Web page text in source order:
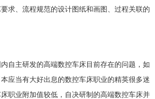
求、流程规范的设计图纸和画图、过程关联的
自主研发的高端数控车床目前存在的问题，如
应当有大好出息的数控车床职业的精英很多迷
职业附加值较低，自决研制的高端数控车床并